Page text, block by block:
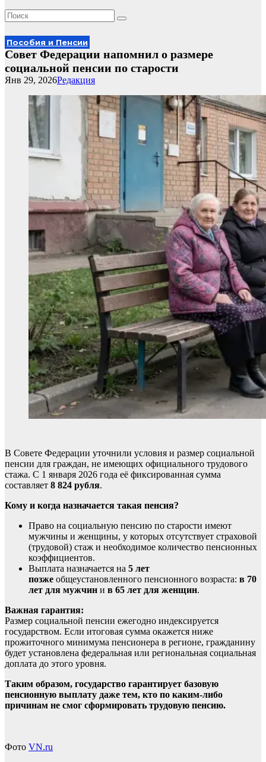
Пособия и Пенсии
Совет Федерации напомнил о размере
социальной пенсии по старости
Редакция
Янв 29, 2026
В Совете Федерации уточнили условия и размер социальной
пенсии для граждан, не имеющих официального трудового
стажа. С 1 января 2026 года её фиксированная сумма
составляет 8 824 рубля.
Кому и когда назначается такая пенсия?
Право на социальную пенсию по старости имеют
мужчины и женщины, у которых отсутствует страховой
(трудовой) стаж и необходимое количество пенсионных
коэффициентов.
Выплата назначается на 5 лет
позже общеустановленного пенсионного возраста: в 70
лет для мужчин и в 65 лет для женщин.
Важная гарантия:
Размер социальной пенсии ежегодно индексируется
государством. Если итоговая сумма окажется ниже
прожиточного минимума пенсионера в регионе, гражданину
будет установлена федеральная или региональная социальная
доплата до этого уровня.
Таким образом, государство гарантирует базовую
пенсионную выплату даже тем, кто по каким-либо
причинам не смог сформировать трудовую пенсию.
Фото VN.ru